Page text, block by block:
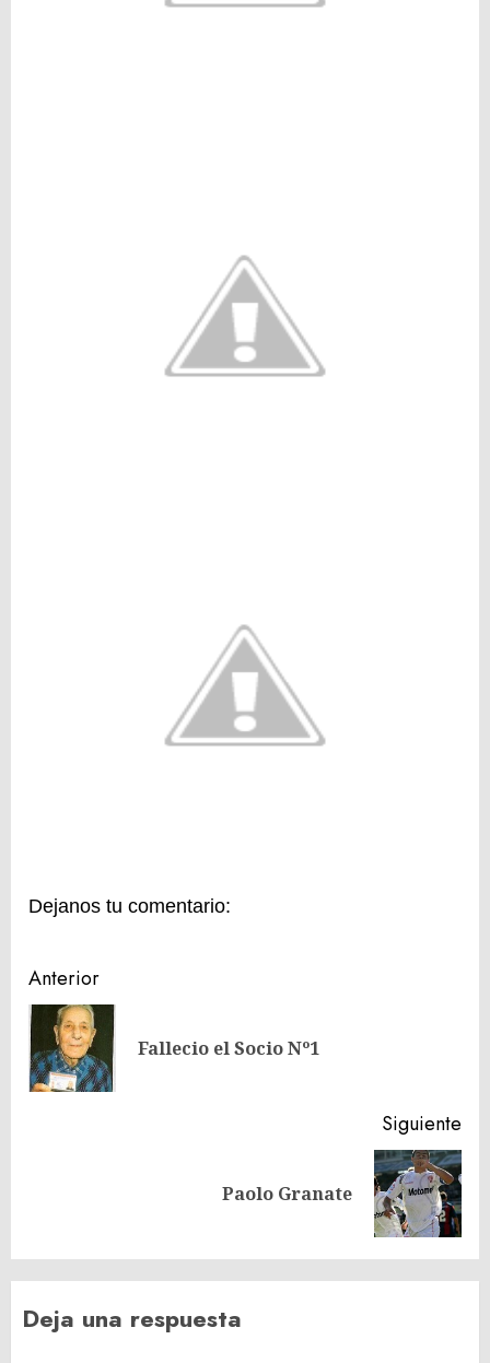
Dejanos tu comentario:
Navegación
de
entradas
Anterior
Fallecio el Socio Nº1
Siguiente
Paolo Granate
Deja una respuesta